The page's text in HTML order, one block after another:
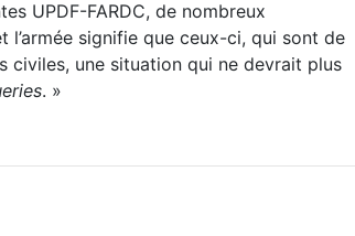
UPDF-FARDC, de nombreux
l’armée signifie que ceux-ci, qui sont de
civiles, une situation qui ne devrait plus
. »